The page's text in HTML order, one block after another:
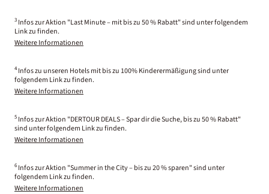
3 Infos zur Aktion "Last Minute – mit bis zu 50 % Rabatt" sind unter folgendem
Link zu finden.
Weitere Informationen
4 Infos zu unseren Hotels mit bis zu 100% Kinderermäßigung sind unter
folgendem Link zu finden.
Weitere Informationen
5 Infos zur Aktion "DERTOUR DEALS – Spar dir die Suche, bis zu 50 % Rabatt"
sind unter folgendem Link zu finden.
Weitere Informationen
6 Infos zur Aktion "Summer in the City – bis zu 20 % sparen" sind unter
folgendem Link zu finden.
Weitere Informationen